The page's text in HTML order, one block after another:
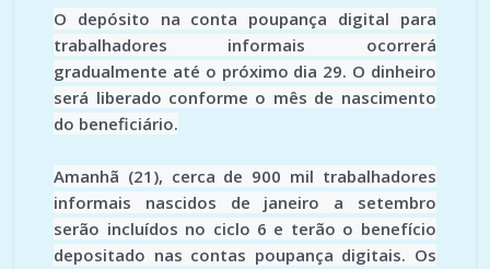
O depósito na conta poupança digital para
trabalhadores informais ocorrerá
gradualmente até o próximo dia 29. O dinheiro
será liberado conforme o mês de nascimento
do beneficiário.
Amanhã (21), cerca de 900 mil trabalhadores
informais nascidos de janeiro a setembro
serão incluídos no ciclo 6 e terão o benefício
depositado nas contas poupança digitais. Os